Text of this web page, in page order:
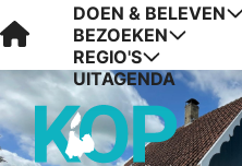
Visit Kop van Holland
DOEN & BELEVEN
BEZOEKEN
REGIO'S
UITAGENDA